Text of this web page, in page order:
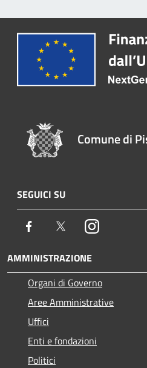
Comune di
SEGUICI SU
Facebook TwitterInstagram
AMMINISTRAZIONE
Organi di Governo
Aree Amministrative
Uffici
Enti e fondazioni
Politici